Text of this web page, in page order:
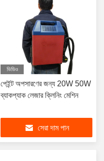
ভিডিও
পেইন্ট অপসারণের জন্য 20W 50W
ব্যাকপ্যাক লেজার ক্লিনিং মেশিন
সেরা দাম পান